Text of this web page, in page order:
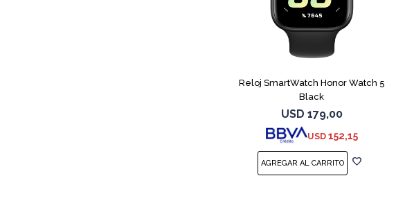
Reloj SmartWatch Honor Watch 5
Black
USD 179,00
USD 152,15